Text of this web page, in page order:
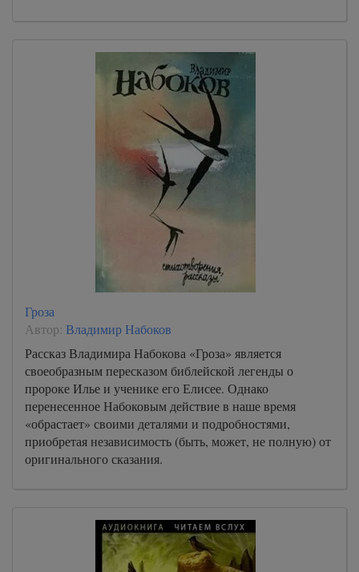
Гроза
Автор: Владимир Набоков
Рассказ Владимира Набокова «Гроза» является
своеобразным пересказом библейской легенды о
пророке Илье и ученике его Елисее. Однако
перенесенное Набоковым действие в наше время
«обрастает» своими деталями и подробностями,
приобретая независимость (быть, может, не полную) от
оригинального сказания.